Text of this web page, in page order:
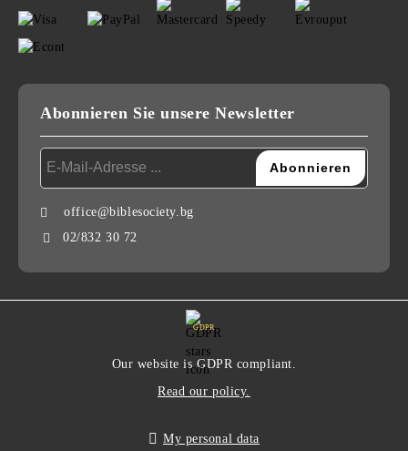
Abonnieren Sie unsere Newsletter
office@biblesociety.bg
02/832 30 72
GDPR
Our website is GDPR compliant.
Read our policy.
My personal data